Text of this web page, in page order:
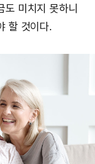
미치지 못하니
할 것이다.